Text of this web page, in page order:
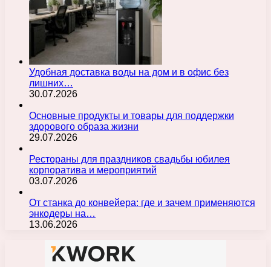
Удобная доставка воды на дом и в офис без
лишних…
30.07.2026
Основные продукты и товары для поддержки
здорового образа жизни
29.07.2026
Рестораны для праздников свадьбы юбилея
корпоратива и мероприятий
03.07.2026
От станка до конвейера: где и зачем применяются
энкодеры на…
13.06.2026